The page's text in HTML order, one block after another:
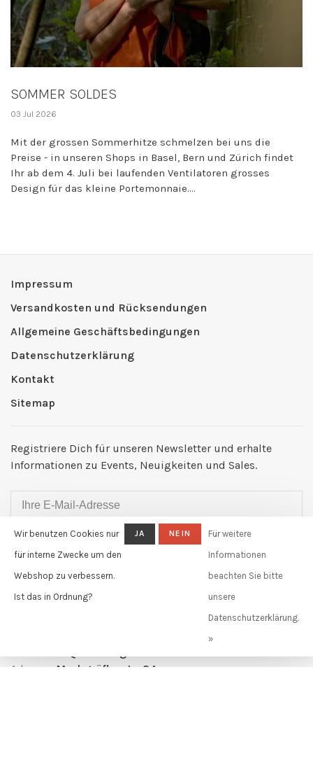
SOMMER SOLDES
03 Jul 2026
Mit der grossen Sommerhitze schmelzen bei uns die
Preise - in unseren Shops in Basel, Bern und Zürich findet
Ihr ab dem 4. Juli bei laufenden Ventilatoren grosses
Design für das kleine Portemonnaie....
Impressum
Versandkosten und Rücksendungen
Allgemeine Geschäftsbedingungen
Datenschutzerklärung
Kontakt
Sitemap
Registriere Dich für unseren Newsletter und erhalte
Informationen zu Events, Neuigkeiten und Sales.
ABONNIEREN
By signing up, you agree to our Privacy Policy.
Claudia Güdel GmbH
Adresse:Markgräflerstr. 34
Wir benutzen Cookies nur
für interne Zwecke um den
Webshop zu verbessern.
Ist das in Ordnung?
JA NEIN
Für weitere
Informationen
beachten Sie bitte
unsere
Datenschutzerklärung.
»